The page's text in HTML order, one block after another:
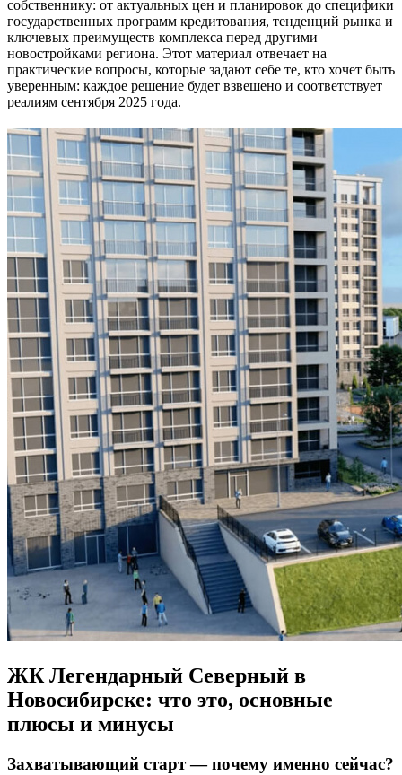
собственнику: от актуальных цен и планировок до специфики
государственных программ кредитования, тенденций рынка и
ключевых преимуществ комплекса перед другими
новостройками региона. Этот материал отвечает на
практические вопросы, которые задают себе те, кто хочет быть
уверенным: каждое решение будет взвешено и соответствует
реалиям сентября 2025 года.
ЖК Легендарный Северный в
Новосибирске: что это, основные
плюсы и минусы
Захватывающий старт — почему именно сейчас?